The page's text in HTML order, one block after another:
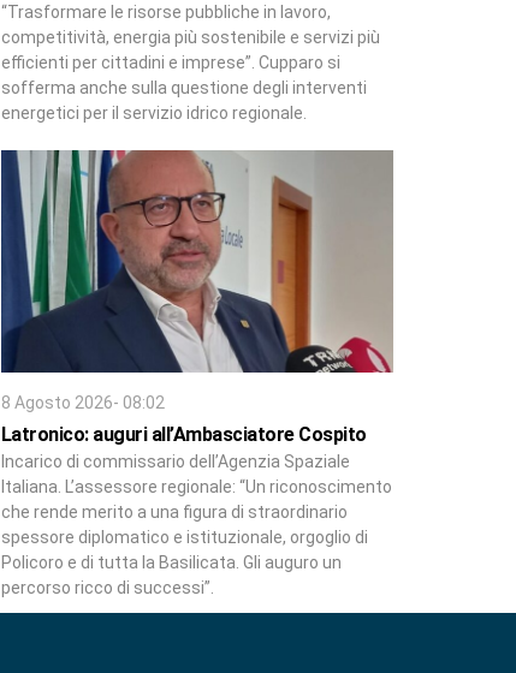
“Trasformare le risorse pubbliche in lavoro,
competitività, energia più sostenibile e servizi più
efficienti per cittadini e imprese”. Cupparo si
sofferma anche sulla questione degli interventi
energetici per il servizio idrico regionale.
8 Agosto 2026- 08:02
Latronico: auguri all’Ambasciatore Cospito
Incarico di commissario dell’Agenzia Spaziale
Italiana. L’assessore regionale: “Un riconoscimento
che rende merito a una figura di straordinario
spessore diplomatico e istituzionale, orgoglio di
Policoro e di tutta la Basilicata. Gli auguro un
percorso ricco di successi”.